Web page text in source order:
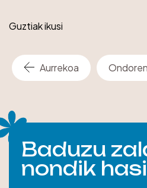
Aurrekoa
Guztiak ikusi
Baduzu
nondik